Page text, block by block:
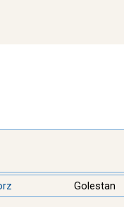
Golestan